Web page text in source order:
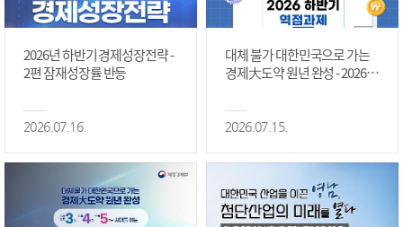
2026년 하반기 경제성장전략 -
2편 잠재성장률 반등
2026.07.16.
대체 불가 대한민국으로 가는
경제大도약 원년 완성 - 2026 하
2026.07.15.